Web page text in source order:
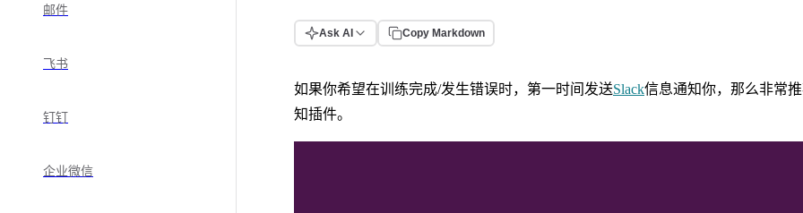
邮件
飞书
钉钉
企业微信
Ask AI Copy Markdown
如果你希望在训练完成/发生错误时，第一时间发送Slack信息通知你，那么非常
知插件。